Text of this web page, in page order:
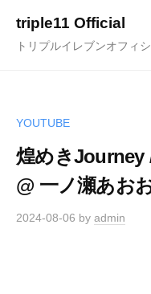
triple11 Official
トリプルイレブンオフィ
YOUTUBE
煌めきJourney
@ 一ノ瀬あお
2024-08-06 by admin